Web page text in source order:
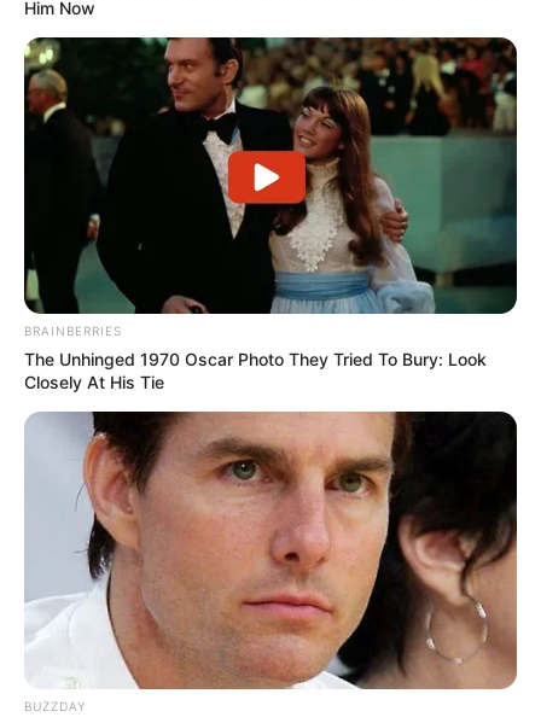
MANTÉNGASE EN ALERTA
Tenemos todas las noticias que le
interesan. Para estar bien informado, por
favor, active las notificaciones de Alerta.
ACTIVAR AHORA
TEMAS DESTACADOS
EMERGENCIAS POR LLUVIAS
FUERTES LLUVIAS
VIA AL LLANO
LIGA BETPLAY
METRO DE MEDELLÍN
CORTES DE LUZ
CORTES DE AGUA
FENÓMENO DEL NIÑO
Him Now
BRAINBERRIES
The Unhinged 1970 Oscar Photo They Tried To Bury: Look
Closely At His Tie
BUZZDAY